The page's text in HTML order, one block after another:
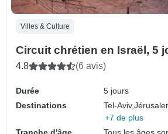
Villes & Culture
Circuit chrétien en Israël, 5
4.8 (6 avis)
Durée
5 jours
Destinations
Tel-Aviv,
+7 de plus
Tranche d'âge
Tous les âges